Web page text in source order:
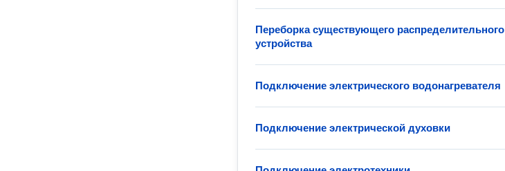
Переборка существующего распределительного
устройства
Подключение электрического водонагревателя
Подключение электрической духовки